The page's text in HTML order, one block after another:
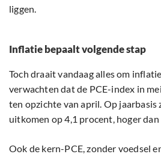
liggen.
Inflatie bepaalt volgende stap
Toch draait vandaag alles om
verwachten dat de PCE-index in
ten opzichte van april. Op jaarbasis
uitkomen op 4,1 procent, hoger
Ook de kern-PCE, zonder voedsel